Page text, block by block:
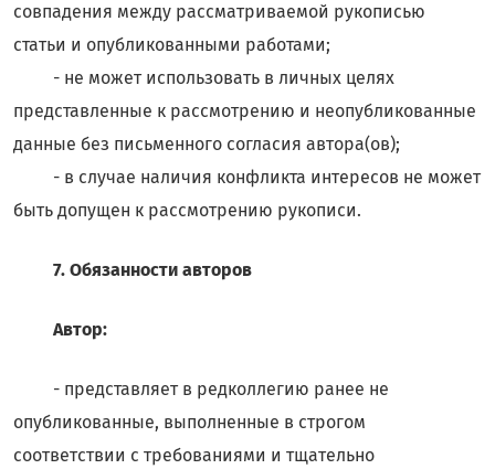
совпадения между рассматриваемой рукописью
статьи и опубликованными работами;
- не может использовать в личных целях
представленные к рассмотрению и неопубликованные
данные без письменного согласия автора(ов);
- в случае наличия конфликта интересов не может
быть допущен к рассмотрению рукописи.
7. Обязанности авторов
Автор:
- представляет в редколлегию ранее не
опубликованные, выполненные в строгом
соответствии с требованиями и тщательно